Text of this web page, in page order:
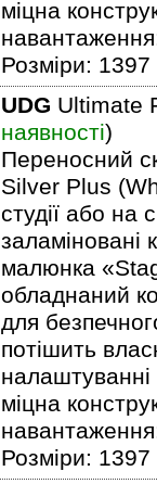
міцна
Розміри:
UDG Ultimate
наявності)
Переносний
Silver Plus
студії або на
заламіновані
малюнка
обладнаний
для
потішить
міцна
Розміри: